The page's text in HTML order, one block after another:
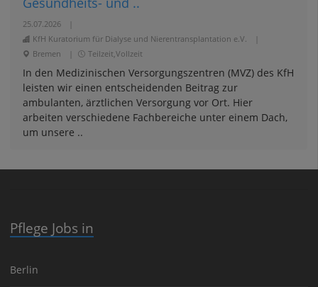
25.07.2026
KfH Kuratorium für Dialyse und Nierentransplantation e.V.
Bremen
Teilzeit,Vollzeit
In den Medizinischen Versorgungszentren (MVZ) des KfH
leisten wir einen entscheidenden Beitrag zur
ambulanten, ärztlichen Versorgung vor Ort. Hier
arbeiten verschiedene Fachbereiche unter einem Dach,
um unsere ..
Pflege Jobs in
Berlin